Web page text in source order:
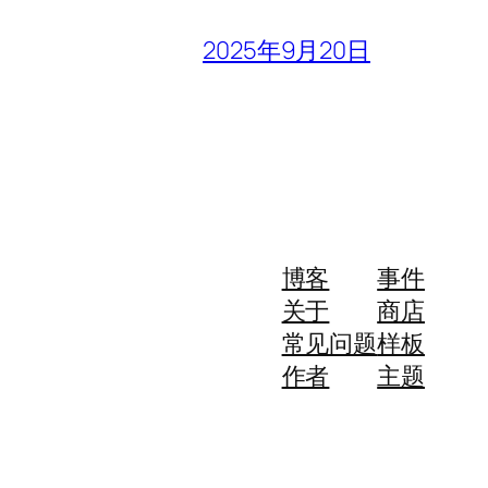
2025年9月20日
博客
关于
常见问题
作者
事件
商店
样板
主题